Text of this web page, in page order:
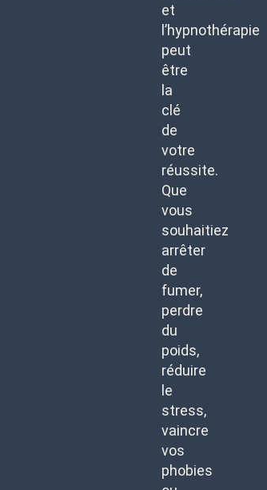
et
l’hypnothérapie
peut
être
la
clé
de
votre
réussite.
Que
vous
souhaitiez
arrêter
de
fumer,
perdre
du
poids,
réduire
le
stress,
vaincre
vos
phobies